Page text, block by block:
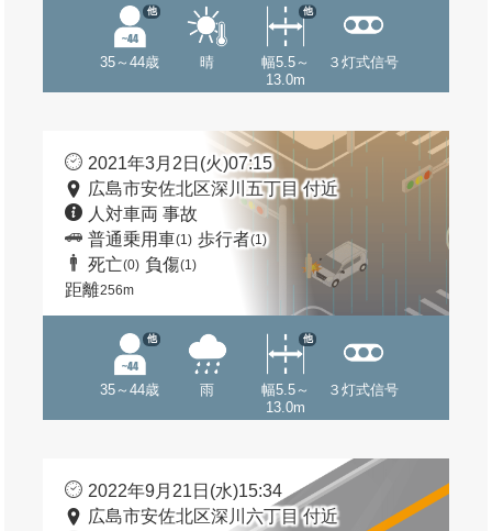
35～44歳
他
晴
幅5.5～
13.0m
他
３灯式信号
2021年3月2日(火)07:15
広島市安佐北区深川五丁目 付近
人対車両 事故
普通乗用車(1) 歩行者(1)
死亡(0) 負傷(1)
距離256m
35～44歳
他
雨
幅5.5～
13.0m
他
３灯式信号
2022年9月21日(水)15:34
広島市安佐北区深川六丁目 付近